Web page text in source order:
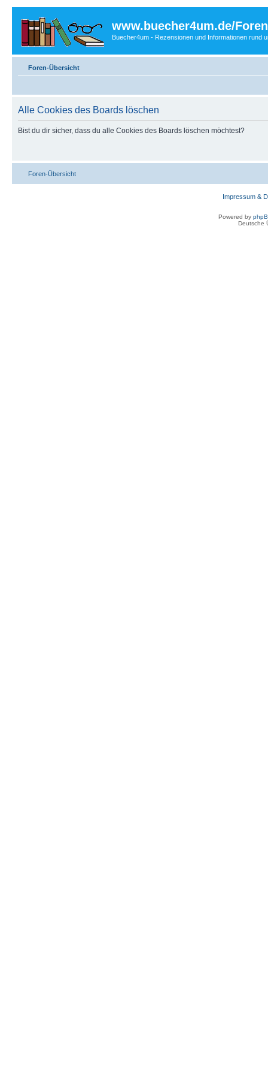
www.buecher4um.de/Foren
Buecher4um - Rezensionen und Informationen rund
Foren-Übersicht
Alle Cookies des Boards löschen
Bist du dir sicher, dass du alle Cookies des Boards löschen möchtest?
Foren-Übersicht
Impressum &
Powered by
Deutsche